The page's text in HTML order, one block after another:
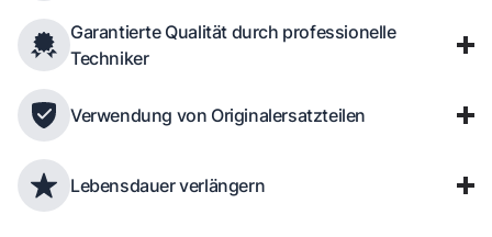
Garantierte Qualität durch professionelle
Techniker
Verwendung von Originalersatzteilen
Lebensdauer verlängern